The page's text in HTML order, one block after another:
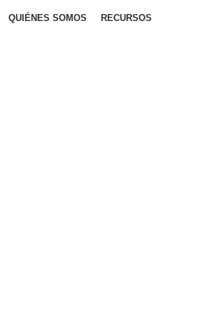
QUIÉNES SOMOS RECURSOS